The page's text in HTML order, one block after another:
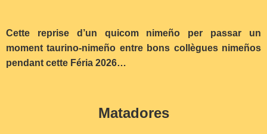
Cette reprise d’un quicom nimeño per passar un
moment taurino-nimeño entre bons collègues nimeños
pendant cette Féria 2026…
Matadores